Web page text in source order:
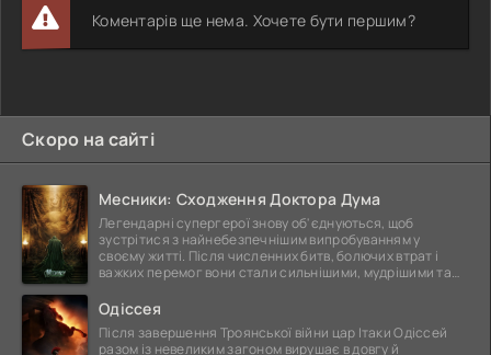
Коментарів ще нема. Хочете бути першим?
Скоро на сайті
Месники: Сходження Доктора Дума
Легендарні супергерої знову об'єднуються, щоб
зустрітися з найнебезпечнішим випробуванням у
своєму житті. Після численних битв, болючих втрат і
важких перемог вони стали сильнішими, мудрішими та
Одіссея
Після завершення Троянської війни цар Ітаки Одіссей
разом із невеликим загоном вирушає в довгу й